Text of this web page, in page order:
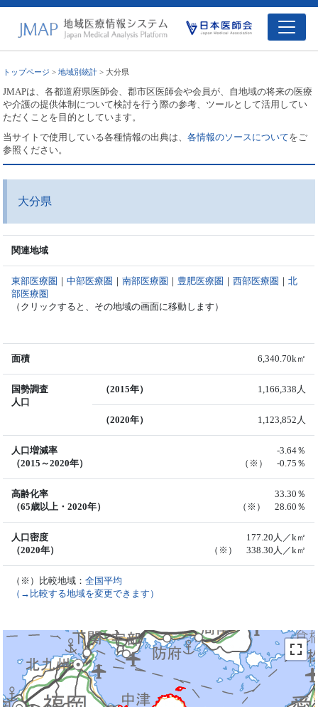
トップページ >地域別統計 > 大分県
JMAPは、各都道府県医師会、郡市区医師会や会員が、自地域の将来の医療
や介護の提供体制について検討を行う際の参考、ツールとして活用してい
ただくことを目的としています。
当サイトで使用している各種情報の出典は、各情報のソースについてをご
参照ください。
大分県
関連地域
東部医療圏 ｜中部医療圏 ｜南部医療圏 ｜ 豊肥医療圏 ｜西部医療圏 ｜北
部医療圏
（クリックすると、その地域の画面に移動します）
面積 6,340.70k㎡
国勢調査
人口
（2015年） 1,166,338人
（2020年） 1,123,852人
人口増減率
（2015～2020年）
-3.64％
（※） -0.75％
高齢化率
（65歳以上・2020年）
33.30％
（※） 28.60％
人口密度
（2020年）
177.20人／k㎡
（※） 338.30人／k㎡
（※）比較地域：全国平均
（→比較する地域を変更できます）